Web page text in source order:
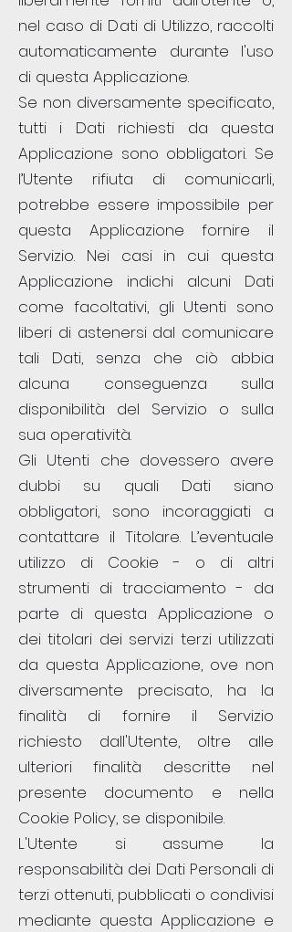
nel caso di Dati di Utilizzo, raccolti
automaticamente durante l'uso
di questa Applicazione.
Se non diversamente specificato,
tutti i Dati richiesti da questa
Applicazione sono obbligatori. Se
l’Utente rifiuta di comunicarli,
potrebbe essere impossibile per
questa Applicazione fornire il
Servizio. Nei casi in cui questa
Applicazione indichi alcuni Dati
come facoltativi, gli Utenti sono
liberi di astenersi dal comunicare
tali Dati, senza che ciò abbia
alcuna conseguenza sulla
disponibilità del Servizio o sulla
sua operatività.
Gli Utenti che dovessero avere
dubbi su quali Dati siano
obbligatori, sono incoraggiati a
contattare il Titolare. L’eventuale
utilizzo di Cookie - o di altri
strumenti di tracciamento - da
parte di questa Applicazione o
dei titolari dei servizi terzi utilizzati
da questa Applicazione, ove non
diversamente precisato, ha la
finalità di fornire il Servizio
richiesto dall'Utente, oltre alle
ulteriori finalità descritte nel
presente documento e nella
Cookie Policy, se disponibile.
L'Utente si assume la
responsabilità dei Dati Personali di
terzi ottenuti, pubblicati o condivisi
mediante questa Applicazione e